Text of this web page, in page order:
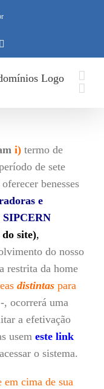
i) termo de
de sete
benesses
e
SIPCERN
do site),
do nosso
restrita da home
distintas para
-, ocorrerá uma
a efetivação
usem este link
o sistema.
em cima de sua